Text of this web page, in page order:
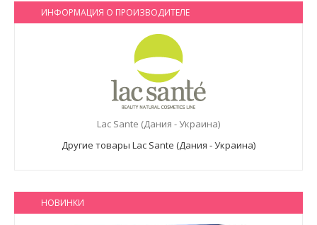
ИНФОРМАЦИЯ О ПРОИЗВОДИТЕЛЕ
Lac Sante (Дания - Украина)
Другие товары Lac Sante (Дания - Украина)
НОВИНКИ